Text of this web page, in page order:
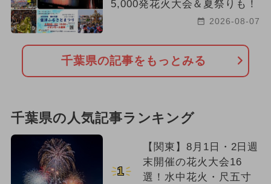
5,000発花火大会＆夏祭りも！
2026-08-07
千葉県の記事をもっとみる
千葉県の人気記事ランキング
1
【関東】8月1日・2日週
末開催の花火大会16
選！水中花火・尺五寸